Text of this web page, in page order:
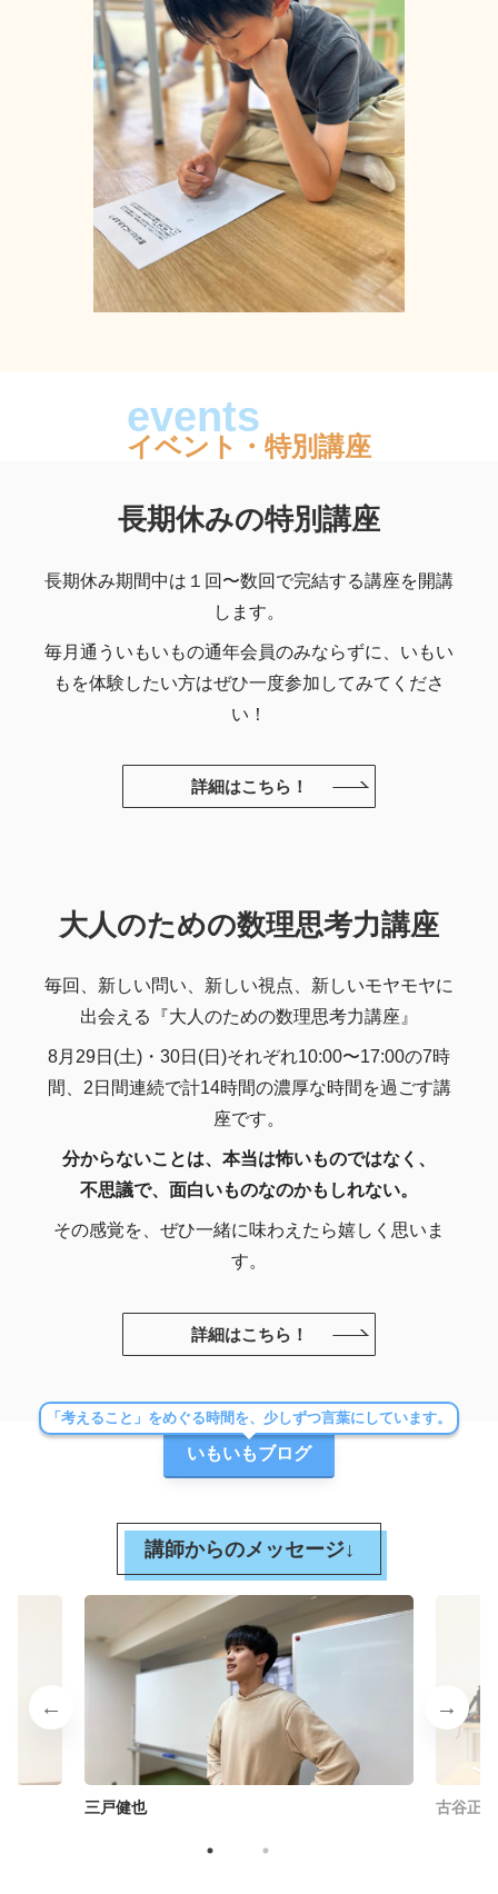
イベント・特別講座
長期休みの特別講座
長期休み期間中は１回〜数回で完結する講座を開講
します。
毎月通ういもいもの通年会員のみならずに、いもい
もを体験したい方はぜひ一度参加してみてくださ
い！
詳細はこちら！
大人のための数理思考力講座
毎回、新しい問い、新しい視点、新しいモヤモヤに
出会える『大人のための数理思考力講座』
8月29日(土)・30日(日)それぞれ10:00〜17:00の7時
間、2日間連続で計14時間の濃厚な時間を過ごす講
座です。
分からないことは、本当は怖いものではなく、
不思議で、面白いものなのかもしれない。
その感覚を、ぜひ一緒に味わえたら嬉しく思いま
す。
詳細はこちら！
いもいもブログ
「考えること」をめぐる時間を、少しずつ言葉にしています。
講師からのメッセージ↓
三戸健也 古谷正晶